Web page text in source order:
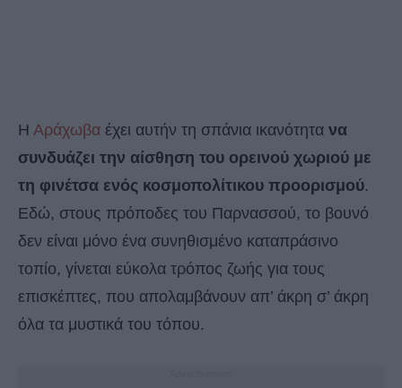
Η Αράχωβα έχει αυτήν τη σπάνια ικανότητα να
συνδυάζει την αίσθηση του ορεινού χωριού με
τη φινέτσα ενός κοσμοπολίτικου προορισμού.
Εδώ, στους πρόποδες του Παρνασσού, το βουνό
δεν είναι μόνο ένα συνηθισμένο καταπράσινο
τοπίο, γίνεται εύκολα τρόπος ζωής για τους
επισκέπτες, που απολαμβάνουν απ’ άκρη σ’ άκρη
όλα τα μυστικά του τόπου.